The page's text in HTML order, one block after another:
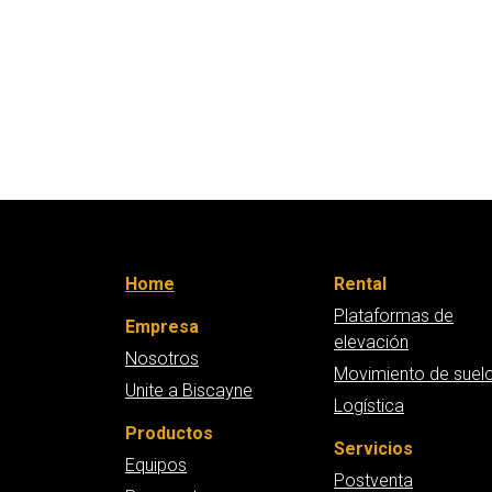
Home
Empresa
Nosotros
Unite a Biscayne
Productos
Equipos
Rental
Plataformas de
elevación
Movimiento de
Logística
Servicios
Postventa